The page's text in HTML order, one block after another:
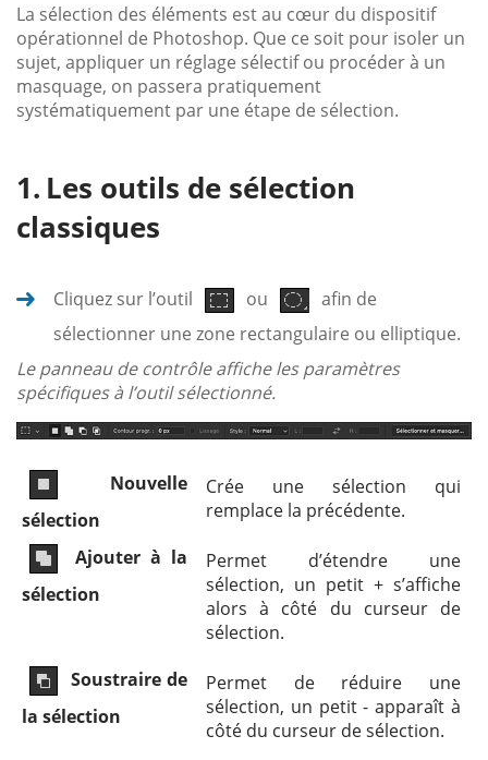
La sélection des éléments est au cœur du dispositif
opérationnel de Photoshop. Que ce soit pour isoler un
sujet, appliquer un réglage sélectif ou procéder à un
masquage, on passera pratiquement
systématiquement par une étape de sélection.
Les outils de sélection
classiques
Cliquez sur l’outil ou
afin de
sélectionner une zone rectangulaire ou elliptique.
Le panneau de contrôle affiche les paramètres
spécifiques à l’outil sélectionné.
Nouvelle
sélection
Crée une sélection qui
remplace la précédente.
Ajouter à la
sélection
Permet d’étendre une
sélection, un petit + s’affiche
alors à côté du curseur de
sélection.
Soustraire de
la sélection
Permet de réduire une
sélection, un petit - apparaît à
côté du curseur de sélection.